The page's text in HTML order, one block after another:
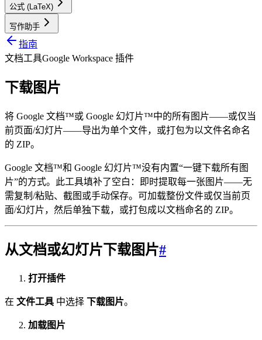
公式 (LaTeX)
写作助手
指南
文档工具Google Workspace 插件
下载图片
将 Google 文档™或 Google 幻灯片™中的所有图片——或仅当
前页面/幻灯片——导出为单个文件，或打包为以文件名命名
的 ZIP。
Google 文档™和 Google 幻灯片™没有内置“一键下载所有图
片”的方式。此工具填补了空白：即时提取每一张图片——无
需复制/粘贴、截图或手动保存。可加载整份文件或仅当前页
面/幻灯片，然后单独下载，或打包成以文档命名的 ZIP。
从文档或幻灯片下载图片#
打开插件
在 文件工具 中选择 下载图片。
加载图片